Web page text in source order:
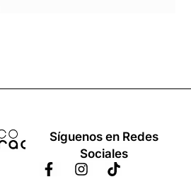
Síguenos en Redes
Sociales